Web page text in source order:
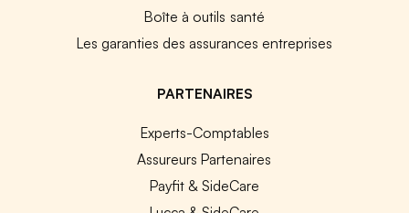
Boîte à outils santé
Les garanties des assurances entreprises
PARTENAIRES
Experts-Comptables
Assureurs Partenaires
Payfit & SideCare